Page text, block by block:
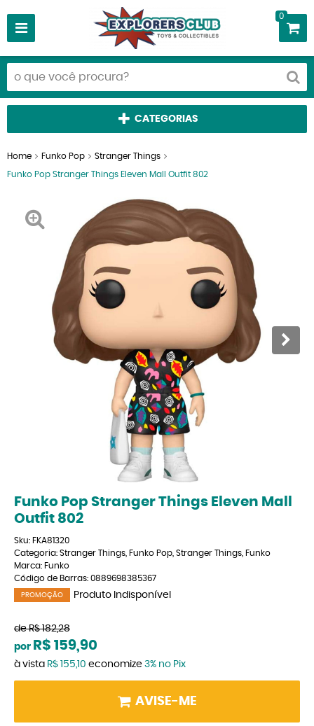
0
CATEGORIAS
Home Funko Pop Stranger Things
Funko Pop Stranger Things Eleven Mall Outfit 802
Funko Pop Stranger Things Eleven Mall
Outfit 802
Sku: FKA81320
Categoria: Stranger Things Funko Pop Stranger Things Funko
Marca: Funko
Código de Barras: 0889698385367
PROMOÇÃO Produto Indisponível
de R$ 182,28
por R$ 159,90
à vista R$ 155,10 economize 3% no Pix
AVISE-ME